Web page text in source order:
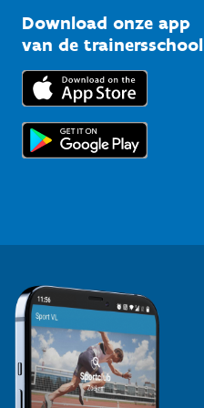
Bedrijven
Trainers en begeleiders
Topsporters
Kennisplatform
Downloads
Voor de pers
Download onze app
van de trainersschool